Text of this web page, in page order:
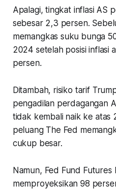
Apalagi, tingkat inflasi AS
sebesar 2,3 persen.
memangkas suku bunga
2024 setelah posisi inflasi
persen.
Ditambah, risiko tarif
pengadilan perdagangan
tidak kembali naik ke atas
peluang The Fed
cukup besar.
Namun, Fed Fund Futures
memproyeksikan 98